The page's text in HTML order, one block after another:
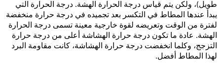
طويل)، ولكن يتم قياس درجة الحرارة الهشة. درجة الحرارة التي
يبدأ عندها المطاط في التكسر بعد تجميده في درجة حرارة منخفضة
لفترة من الوقت وتعريضه لقوة خارجية معينة تسمى درجة الحرارة
الهشة. عادة ما تكون درجة حرارة الهشاشة أعلى من درجة حرارة
التزجج، وكلما انخفضت درجة حرارة الهشاشة، كانت مقاومة البرد
لهذا المطاط أفضل.